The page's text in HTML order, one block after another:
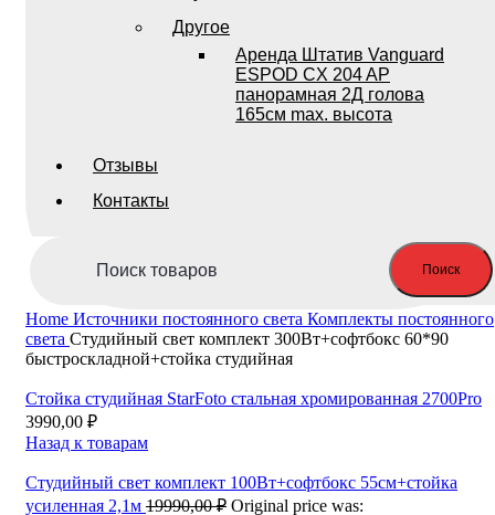
Другое
Аренда Штатив Vanguard
ESPOD CX 204 AP
панорамная 2Д голова
165см max. высота
Отзывы
Контакты
Поиск
Home Источники постоянного света Комплекты постоянного
света Студийный свет комплект 300Вт+софтбокс 60*90
быстроскладной+стойка студийная
Стойка студийная StarFoto стальная хромированная 2700Pro
3990,00 ₽
Назад к товарам
Студийный свет комплект 100Вт+софтбокс 55см+стойка
усиленная 2,1м 19990,00₽ Original price was: